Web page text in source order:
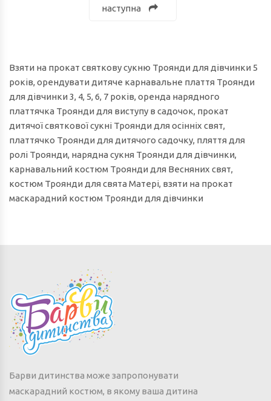
наступна
Взяти на прокат святкову сукню Троянди для дівчинки 5
років, орендувати дитяче карнавальне плаття Троянди
для дівчинки 3, 4, 5, 6, 7 років, оренда нарядного
платтячка Троянди для виступу в садочок, прокат
дитячої святкової сукні Троянди для осінніх свят,
платтячко Троянди для дитячого садочку, пляття для
ролі Троянди, нарядна сукня Троянди для дівчинки,
карнавальний костюм Троянди для Весняних свят,
костюм Троянди для свята Матері, взяти на прокат
маскарадний костюм Троянди для дівчинки
Барви дитинства може запропонувати
маскарадний костюм, в якому ваша дитина